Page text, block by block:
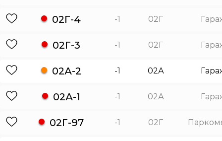
02Г-4 -1 02Г
02Г-3 -1 02Г
02А-2 -1 02А
02А-1 -1 02А
02Г-97 -1 02Г